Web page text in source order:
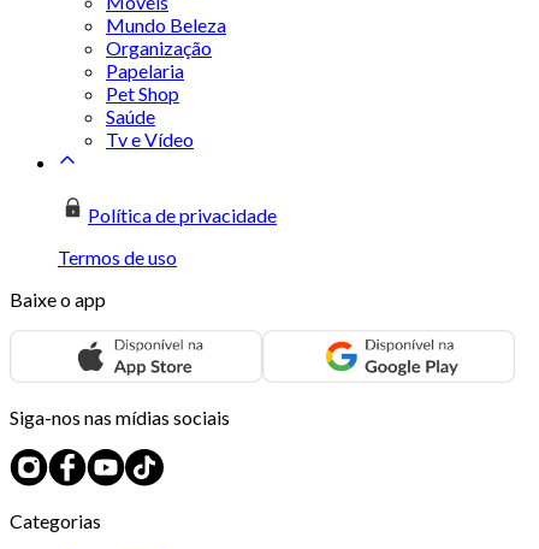
Mundo Beleza
Organização
Papelaria
Pet Shop
Saúde
Tv e Vídeo
Política de privacidade
Termos de uso
Baixe o app
Siga-nos nas mídias sociais
Categorias